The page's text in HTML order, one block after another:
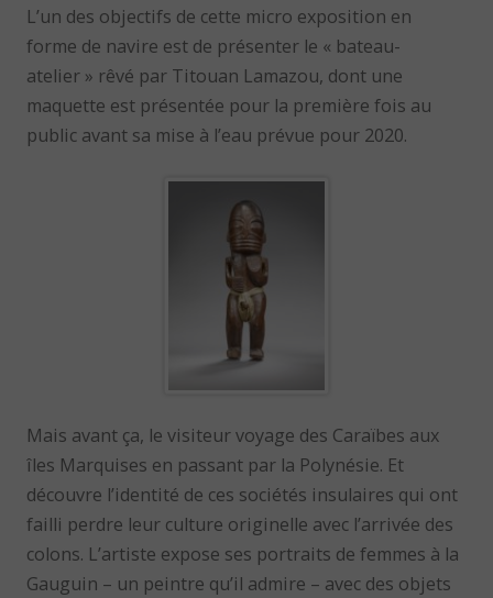
L’un des objectifs de cette micro exposition en
forme de navire est de présenter le « bateau-
atelier » rêvé par Titouan Lamazou, dont une
maquette est présentée pour la première fois au
public avant sa mise à l’eau prévue pour 2020.
Mais avant ça, le visiteur voyage des Caraïbes aux
îles Marquises en passant par la Polynésie. Et
découvre l’identité de ces sociétés insulaires qui ont
failli perdre leur culture originelle avec l’arrivée des
colons. L’artiste expose ses portraits de femmes à la
Gauguin – un peintre qu’il admire – avec des objets